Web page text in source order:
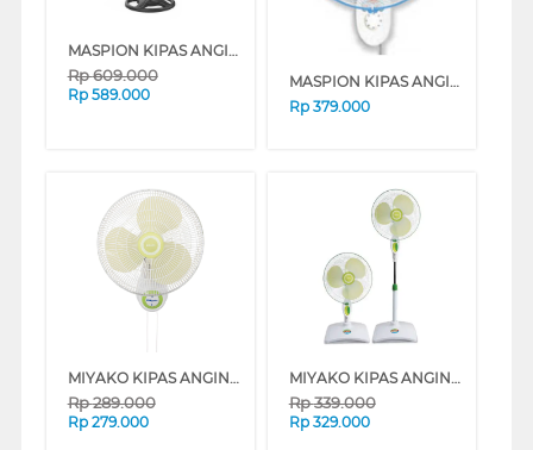
MASPION KIPAS ANGIN INDUSTRI INDUSTRIAL FAN PW453
Rp609.000
Rp 589.000
MASPION KIPAS ANGIN DINDING WALL FAN MWF37K
Rp 379.000
MIYAKO KIPAS ANGIN DINDING WALL FAN KAW-1662PL
Rp289.000
Rp 279.000
MIYAKO KIPAS ANGIN BERDIRI STAND FAN KAS1627_B
Rp339.000
Rp 329.000